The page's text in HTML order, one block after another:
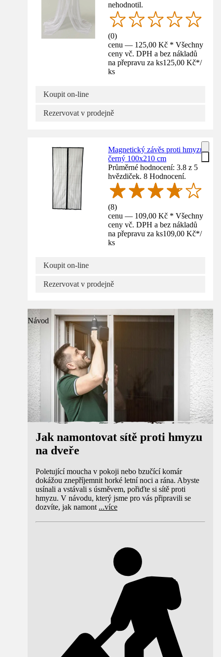
nehodnotil.
(0)
cenu — 125,00 Kč * Všechny
ceny vč. DPH a bez nákladů
na přepravu za ks125,00 Kč*/
ks
Koupit on-line
Rezervovat v prodejně
Magnetický závěs proti hmyzu
černý 100x210 cm
Průměrné hodnocení: 3.8 z 5
hvězdiček. 8 Hodnocení.
(8)
cenu — 109,00 Kč * Všechny
ceny vč. DPH a bez nákladů
na přepravu za ks109,00 Kč*/
ks
Koupit on-line
Rezervovat v prodejně
Návod
Jak namontovat sítě proti hmyzu
na dveře
Poletující moucha v pokoji nebo bzučící komár
dokážou znepříjemnit horké letní noci a rána. Abyste
usínali a vstávali s úsměvem, pořiďte si sítě proti
hmyzu. V návodu, který jsme pro vás připravili se
dozvíte, jak namont ...více